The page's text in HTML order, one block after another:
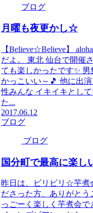
ブログ
月曜も夜更かし☆
【Believe☆Believe】
だよ。 東北 仙台で開催
ても楽しかったです✨ 男
かっこいい～🎵 他に出
性みんな イキイキとし
た...
2017.06.12
ブログ
ブログ
国分町で最高に楽し
昨日は、ビリビリ☆芋煮
ださった方、ありがとう
っごーく楽しく芋煮会で